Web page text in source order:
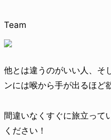
Team
他とは違うのがいい人、そ
ンには喉から手が出るほど
間違いなくすぐに旅立って
ください！